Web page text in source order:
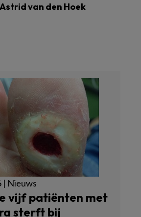
Astrid van den Hoek
| Nieuws
vijf patiënten met
sterft bij